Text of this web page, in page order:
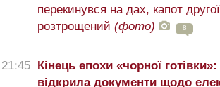
перекинувся на дах, капот
розтрощений (фото) 8
21:45 Кінець епохи «чорної
відкрила документи щодо